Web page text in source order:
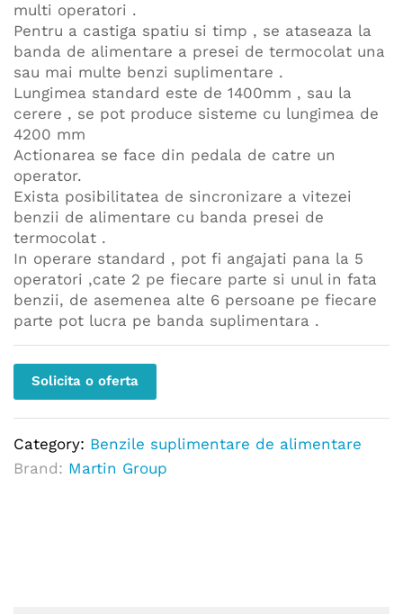
multi operatori .
Pentru a castiga spatiu si timp , se ataseaza la
banda de alimentare a presei de termocolat una
sau mai multe benzi suplimentare .
Lungimea standard este de 1400mm , sau la
cerere , se pot produce sisteme cu lungimea de
4200 mm
Actionarea se face din pedala de catre un
operator.
Exista posibilitatea de sincronizare a vitezei
benzii de alimentare cu banda presei de
termocolat .
In operare standard , pot fi angajati pana la 5
operatori ,cate 2 pe fiecare parte si unul in fata
benzii, de asemenea alte 6 persoane pe fiecare
parte pot lucra pe banda suplimentara .
Solicita o oferta
Category: Benzile suplimentare de alimentare
Brand: Martin Group